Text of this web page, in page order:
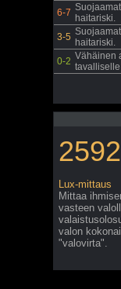
6-7 haitariski.
3-5 haitariski.
0-2 Vähäinen
Lux-mittaus
Mittaa
vasteen
valon
"valovirta".